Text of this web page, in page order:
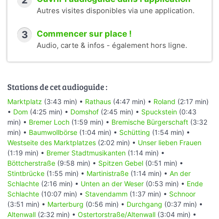
11:08 UTC. URL:https://de.wikipedia.org/w/index.php?
Januar 2016, 13:46 UTC)
Seite „Antikenmuseum im Schnoor“. In: Wikipedia, Die freie
Enzyklopädie. Bearbeitungsstand: 8. November 2015,
18:54 UTC. URL:https://de.wikipedia.org/w/index.php?
Seite „Die Glocke (Bremen)“. In: Wikipedia, Die freie
Enzyklopädie. Bearbeitungsstand: 29. Dezember 2015,
03:05 UTC. URL:https://de.wikipedia.org/w/index.php?
title=Die_Glocke_(Bremen)&oldid=149556980(Abgerufen:
5. Januar 2016, 13:57 UTC)
Seite „Kunsthalle Bremen“. In: Wikipedia, Die freie
Enzyklopädie. Bearbeitungsstand: 28. Dezember 2015,
21:37 UTC. URL:https://de.wikipedia.org/w/index.php?
title=Kunsthalle_Bremen&oldid=149549517(Abgerufen: 5.
Januar 2016, 14:33 UTC)
Seite „Gerhard-Marcks-Haus“. In: Wikipedia, Die freie
Enzyklopädie. Bearbeitungsstand: 16. Dezember 2014,
09:29 UTC. URL: https://de.wikipedia.org/w/index.php?
Autres visites disponibles via une application.
3 Commencer sur place !
Audio, carte & infos - également hors ligne.
Stations de cet audioguide :
Marktplatz (3:43 min) • Rathaus (4:47 min) • Roland (2:17 min)
• Dom (4:25 min) • Domshof (2:45 min) • Spuckstein (0:43
min) • Bremer Loch (1:59 min) • Bremische Bürgerschaft (3:32
min) • Baumwollbörse (1:04 min) • Schütting (1:54 min) •
Westseite des Marktplatzes (2:02 min) • Unser lieben Frauen
(1:19 min) • Bremer Stadtmusikanten (1:14 min) •
Böttcherstraße (9:58 min) • Spitzen Gebel (0:51 min) •
Stintbrücke (1:55 min) • Martinistraße (1:14 min) • An der
Schlachte (2:16 min) • Unten an der Weser (0:53 min) • Ende
Schlachte (10:07 min) • Stavendamm (1:37 min) • Schnoor
(3:51 min) • Marterburg (0:56 min) • Durchgang (0:37 min) •
Altenwall (2:32 min) • Ostertorstraße/Altenwall (3:04 min) •